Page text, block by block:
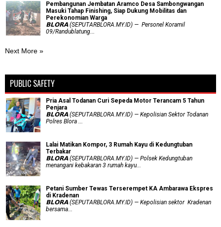
Pembangunan Jembatan Aramco Desa Sambongwangan
Masuki Tahap Finishing, Siap Dukung Mobilitas dan
Perekonomian Warga
𝗕𝗟𝗢𝗥𝗔 (SEPUTARBLORA.MY.ID) — Personel Koramil
09/Randublatung...
Next More »
PUBLIC SAFETY
Pria Asal Todanan Curi Sepeda Motor Terancam 5 Tahun
Penjara
𝗕𝗟𝗢𝗥𝗔 (SEPUTARBLORA.MY.ID) — Kepolisian Sektor Todanan
Polres Blora ...
Lalai Matikan Kompor, 3 Rumah Kayu di Kedungtuban
Terbakar
𝗕𝗟𝗢𝗥𝗔 (SEPUTARBLORA.MY.ID) — Polsek Kedungtuban
menangani kebakaran 3 rumah kayu...
Petani Sumber Tewas Terserempet KA Ambarawa Ekspres
di Kradenan
𝗕𝗟𝗢𝗥𝗔 (SEPUTARBLORA.MY.ID) — Kepolisian sektor Kradenan
bersama...